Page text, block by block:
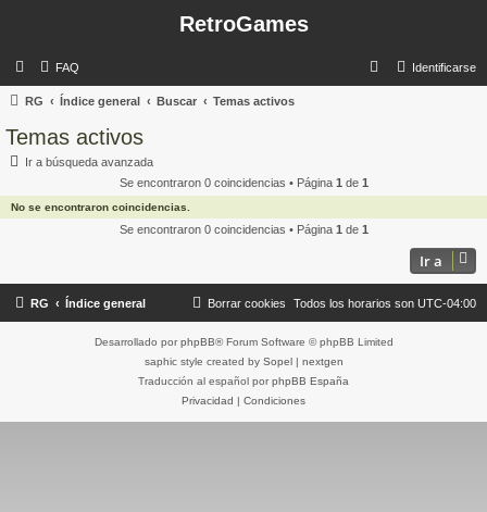
RetroGames
FAQ Identificarse
r
RG Índice general Buscar Temas activos
Temas activos
Ir a búsqueda avanzada
Se encontraron 0 coincidencias • Página 1 de 1
No se encontraron coincidencias.
Se encontraron 0 coincidencias • Página 1 de 1
Ir a
RG Índice general Todos los horarios son UTC-04:00
Borrar cookies
Desarrollado por phpBB® Forum Software © phpBB Limited
saphic style created by Sopel| nextgen
Traducción al español por phpBB España
Privacidad | Condiciones